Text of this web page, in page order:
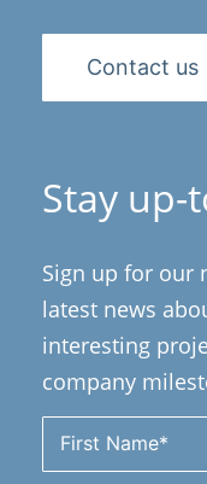
Contact us
Stay up-
Sign up for our
latest news
interesting
company